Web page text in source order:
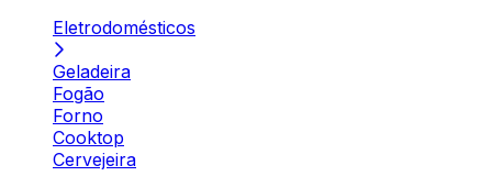
Eletrodomésticos
Geladeira
Fogão
Forno
Cooktop
Cervejeira